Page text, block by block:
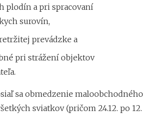
plodín a pri spracovaní
surovín,
prevádzke a
pri strážení objektov
sa obmedzenie maloobchodného
sviatkov (pričom 24.12. po 12.